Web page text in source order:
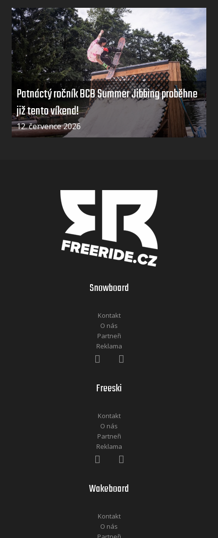
Patnáctý ročník BCB Summer Jibbing proběhne
již tento víkend!
12. července 2026
Snowboard
Kontakt
O nás
Partneři
Reklama
Freeski
Kontakt
O nás
Partneři
Reklama
Wakeboard
Kontakt
O nás